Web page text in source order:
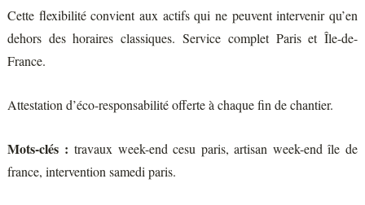
Cette flexibilité convient aux actifs qui ne peuvent intervenir qu’en
dehors des horaires classiques. Service complet Paris et Île-de-
France.
Attestation d’éco-responsabilité offerte à chaque fin de chantier.
Mots-clés : travaux week-end cesu paris, artisan week-end île de
france, intervention samedi paris.